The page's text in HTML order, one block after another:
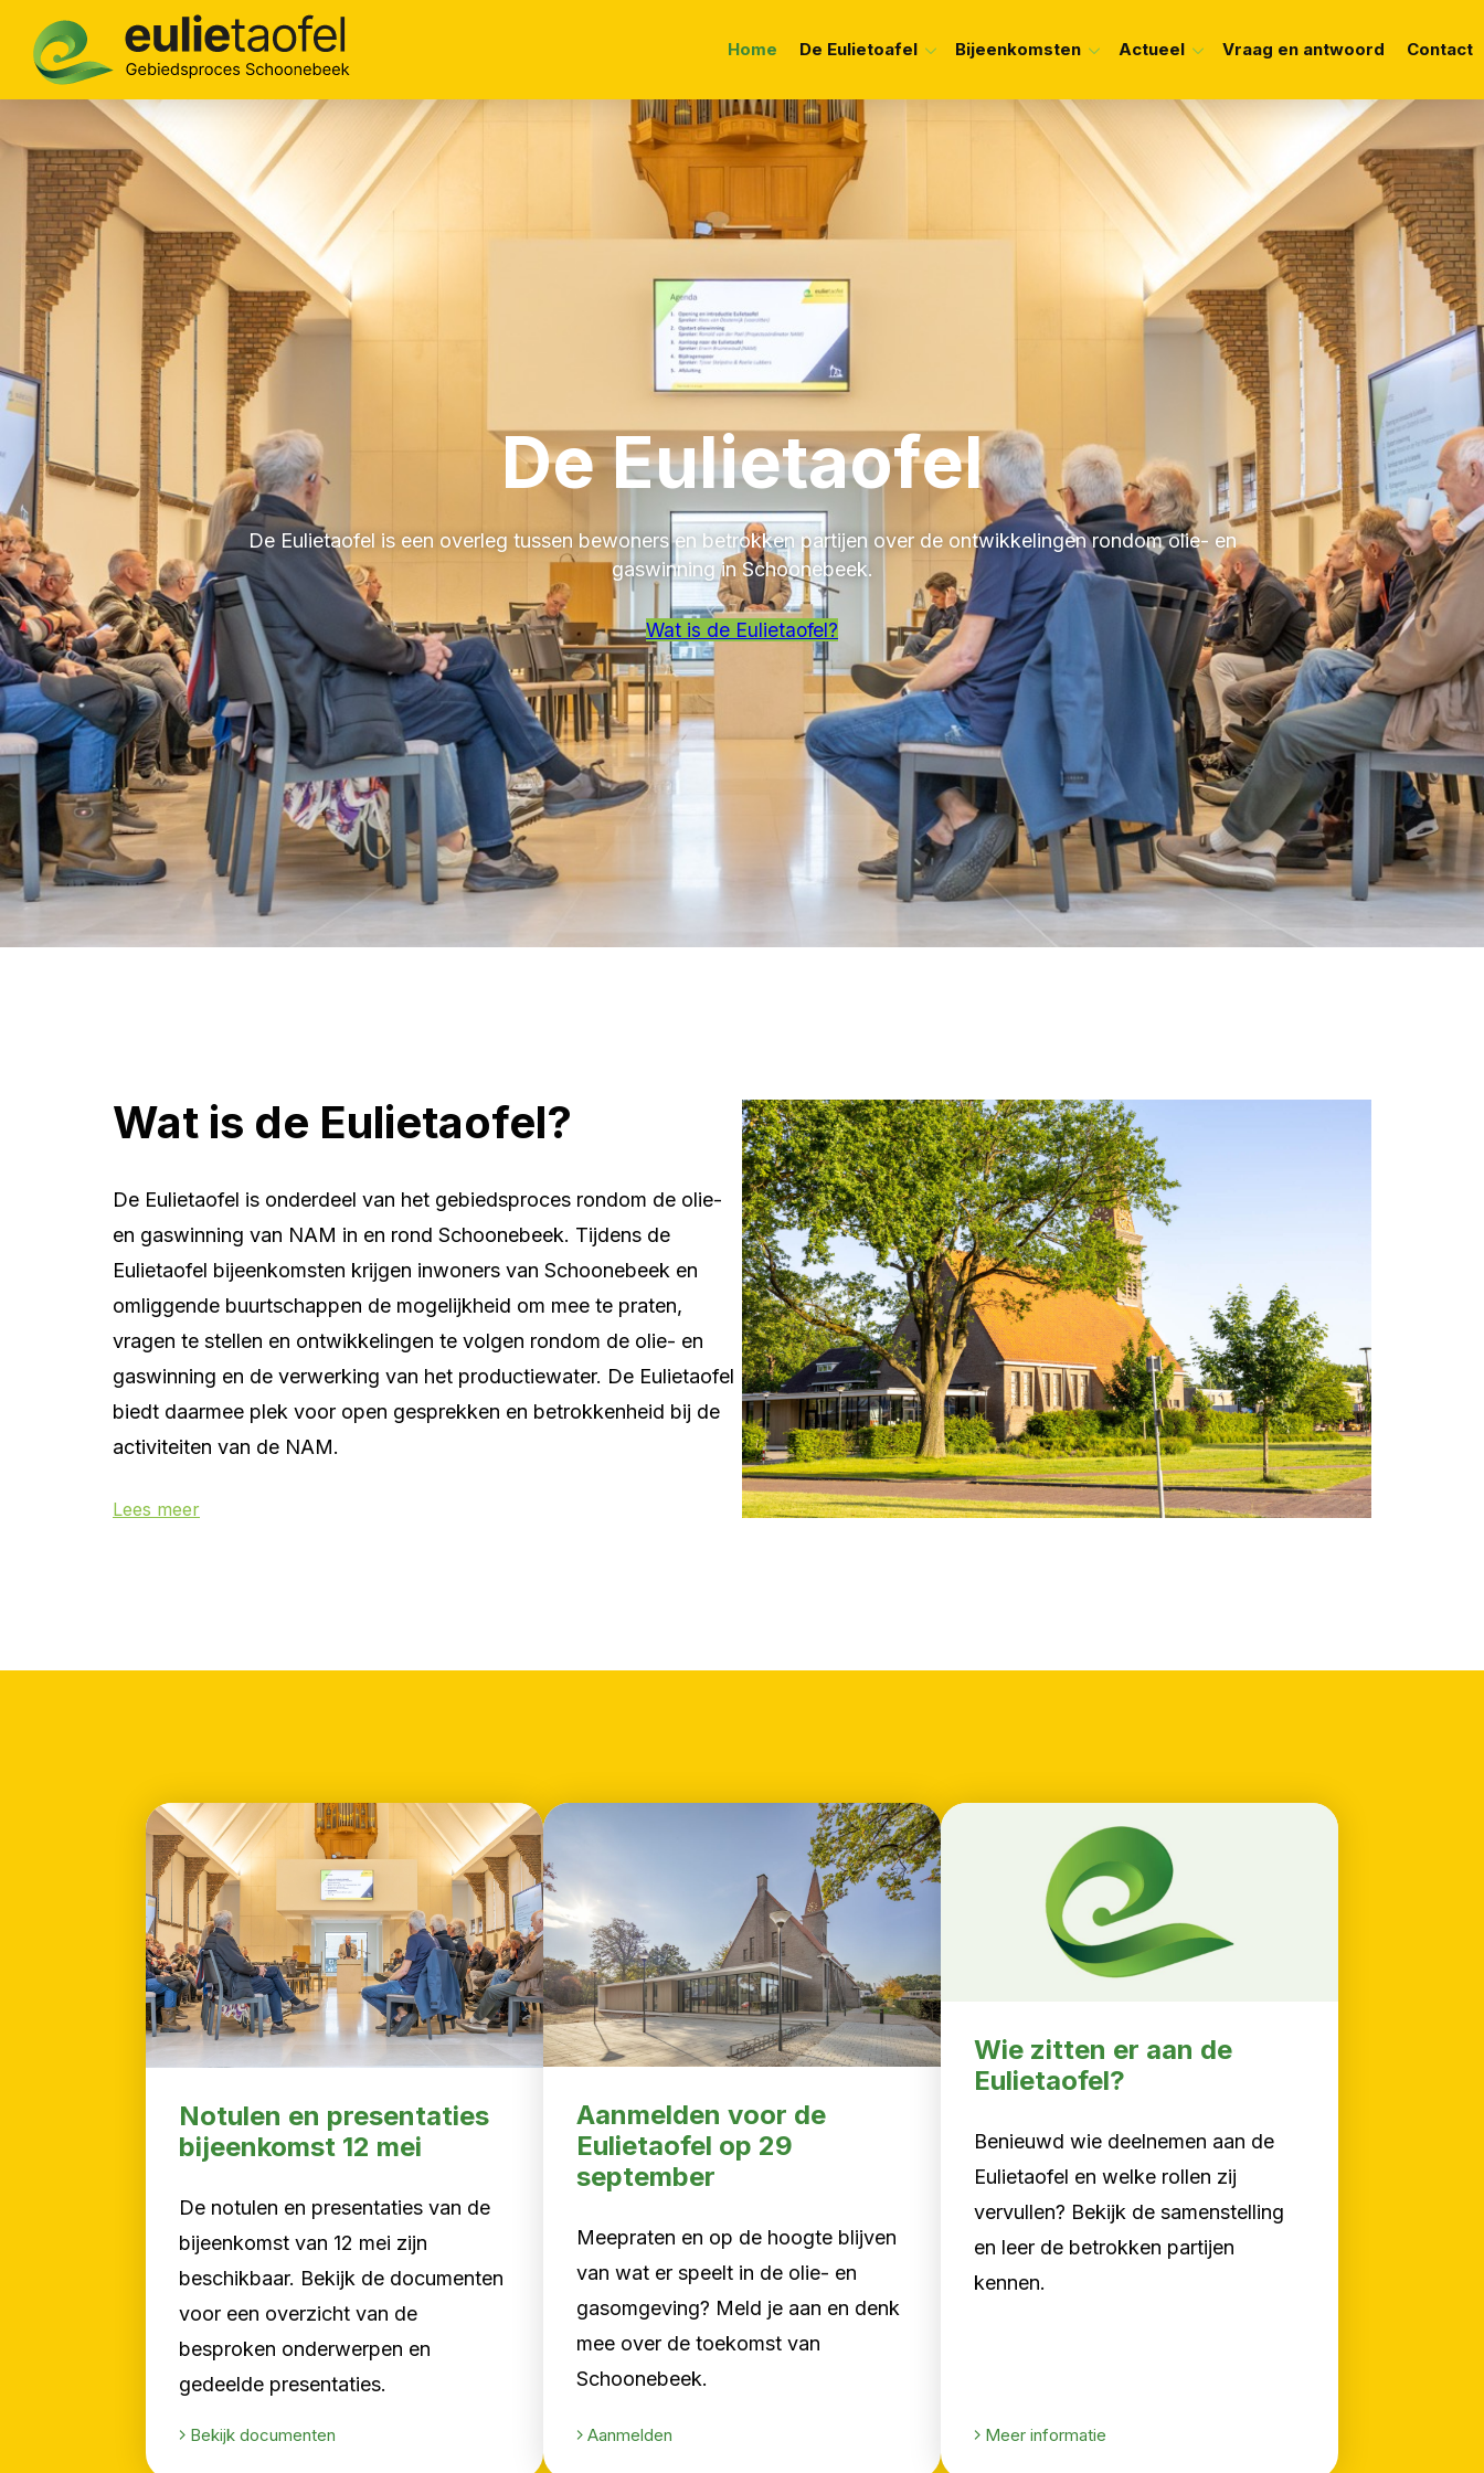
Home De Eulietoafel
Over de Eulietoafel
Samenstelling Eulietaofel
Bijeenkomsten
Verslagen en terugblik
Actueel
Documenten
Informatie en
verwijzingen
Vraag en antwoord Contact
De Eulietaofel
De Eulietaofel is een overleg tussen bewoners en betrokken partijen over de ontwikkelingen rondom olie- en
gaswinning in Schoonebeek.
Wat is de Eulietaofel?
Wat is de Eulietaofel?
De Eulietaofel is onderdeel van het gebiedsproces rondom de olie-
en gaswinning van NAM in en rond Schoonebeek. Tijdens de
Eulietaofel bijeenkomsten krijgen inwoners van Schoonebeek en
omliggende buurtschappen de mogelijkheid om mee te praten,
vragen te stellen en ontwikkelingen te volgen rondom de olie- en
gaswinning en de verwerking van het productiewater. De Eulietaofel
biedt daarmee plek voor open gesprekken en betrokkenheid bij de
activiteiten van de NAM.
Lees meer
Notulen en presentaties
bijeenkomst 12 mei
De notulen en presentaties van de
bijeenkomst van 12 mei zijn
beschikbaar. Bekijk de documenten
voor een overzicht van de
besproken onderwerpen en
gedeelde presentaties.
Bekijk documenten
Aanmelden voor de
Eulietaofel op 29
september
Meepraten en op de hoogte blijven
van wat er speelt in de olie- en
gasomgeving? Meld je aan en denk
mee over de toekomst van
Schoonebeek.
Aanmelden
Wie zitten er aan de
Eulietaofel?
Benieuwd wie deelnemen aan de
Eulietaofel en welke rollen zij
vervullen? Bekijk de samenstelling
en leer de betrokken partijen
kennen.
Meer informatie